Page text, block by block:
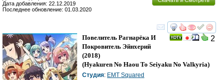
Дата добавления: 22.12.2019
Последнее обновление: 01.03.2020
смотреть
2
Повелитель Рагнарёка И
Покровитель Эйнхерий
(2018)
(Hyakuren No Haou To Seiyaku No Valkyria)
Студия: EMT Squared